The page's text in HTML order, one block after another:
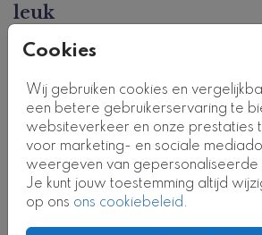
Cookies
Wij gebruiken cookies en
een betere gebruikerservaring te
websiteverkeer en onze prestaties
voor marketing- en sociale
weergeven van gepersonaliseerde
Je kunt jouw toestemming altijd
op ons ons cookiebeleid.
leuk